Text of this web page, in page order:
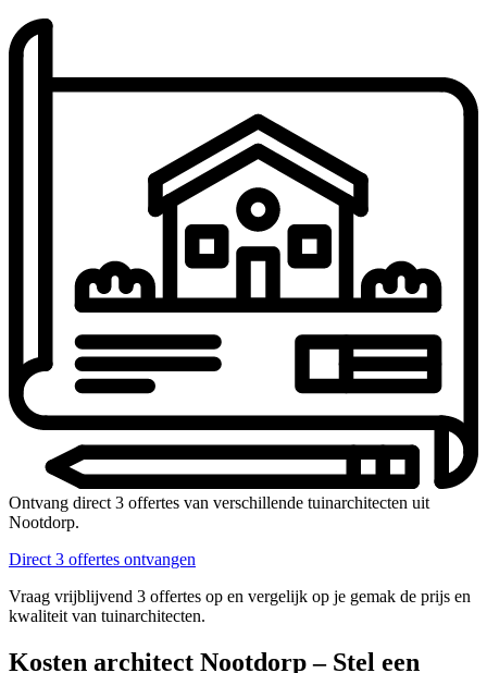
Ontvang direct 3 offertes van verschillende tuinarchitecten uit
Nootdorp.
Direct 3 offertes ontvangen
Vraag vrijblijvend 3 offertes op en vergelijk op je gemak de prijs en
kwaliteit van tuinarchitecten.
Kosten architect Nootdorp – Stel een